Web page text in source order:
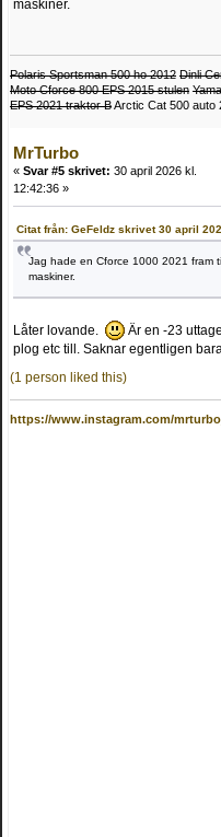
maskiner.
Polaris Sportsman 500 ho 2012 Dinli
Moto Cforce 800 EPS 2015 stulen
EPS 2021 traktor BArctic Cat 500 auto
MrTurbo
« Svar #5 skrivet: 30 april 2026 kl.
12:42:36 »
Citat från: GeFeldz skrivet 30 april
Jag hade en Cforce 1000 2021 fram
maskiner.
Låter lovande.
Är en -23
plog etc till. Saknar egentligen
(1 person liked this)
https://www.instagram.com/